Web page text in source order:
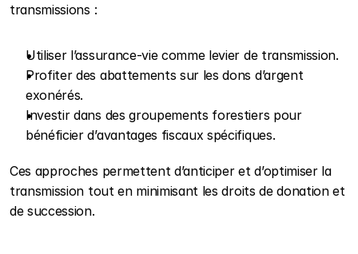
transmissions :
Utiliser l’assurance-vie comme levier de transmission.
Profiter des abattements sur les dons d’argent
exonérés.
Investir dans des groupements forestiers pour
bénéficier d’avantages fiscaux spécifiques.
Ces approches permettent d’anticiper et d’optimiser la
transmission tout en minimisant les droits de donation et
de succession.